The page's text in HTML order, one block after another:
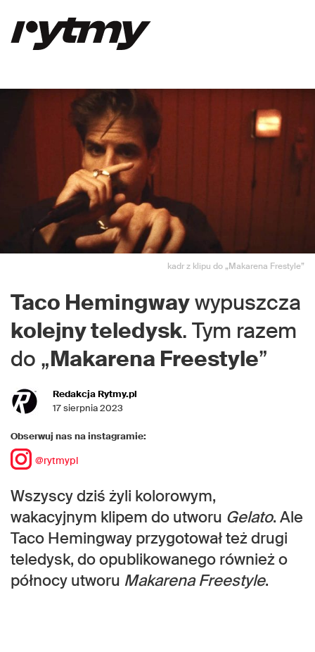
kadr z klipu do „Makarena Frestyle”
Taco Hemingwaywypuszcza
kolejny teledysk. Tym razem
do „Makarena Freestyle”
Redakcja Rytmy.pl
17 sierpnia 2023
Obserwuj nas na instagramie:
@rytmypl
Wszyscy dziś żyli kolorowym,
wakacyjnym klipem do utworu Gelato. Ale
Taco Hemingway przygotował też drugi
teledysk, do opublikowanego również o
północy utworu Makarena Freestyle.